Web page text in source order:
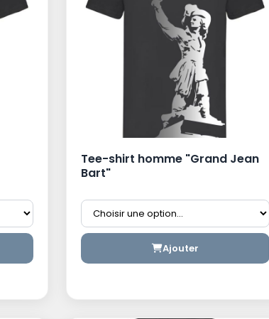
Tee-shirt homme "Grand Jean
Bart"
Ajouter